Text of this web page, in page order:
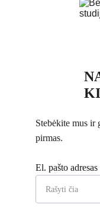
El. pašto adresas
Stebėkite mus ir
pirmas.